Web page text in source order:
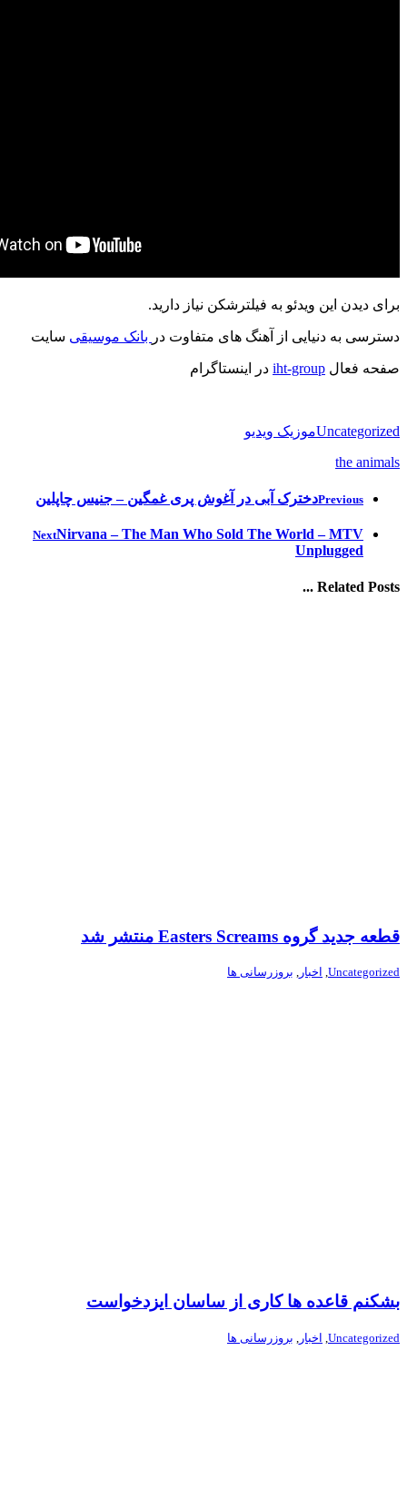
برای دیدن این ویدئو به فیلترشکن نیاز دارید.
دسترسی به دنیایی از آهنگ های متفاوت در بانک موسیقی سایت
صفحه فعال iht-group در اینستاگرام
Uncategorizedموزیک ویدیو
the animals
Previousدخترک آبی در آغوش پری غمگین – جنیس چاپلین
NextNirvana – The Man Who Sold The World – MTV
Unplugged
Related Posts ...
قطعه جدید گروه Easters Screams منتشر شد
Uncategorized
, اخبار , بروزرسانی ها
بشکنم قاعده ها کاری از ساسان ایزدخواست
Uncategorized اخبار بروزرسانی ها